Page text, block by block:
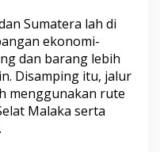
Sumatera lah di
ekonomi-
dan barang lebih
Disamping itu, jalur
menggunakan rute
Malaka serta